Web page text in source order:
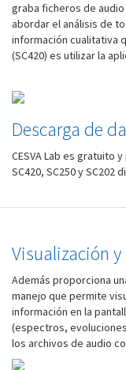
graba ficheros de
abordar el análisis de
información cualitativa
(SC420) es utilizar la
Descarga de
CESVA Lab es gratuito
SC420, SC250 y
Visualización y
Además proporciona
manejo que permite
información en la
(espectros,
los archivos de audio